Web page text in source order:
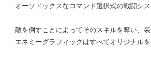
オーソドックスなコマンド選択式の戦闘シス
敵を倒すことによってそのスキルを奪い、
エネミーグラフィックはすべてオリジナルを